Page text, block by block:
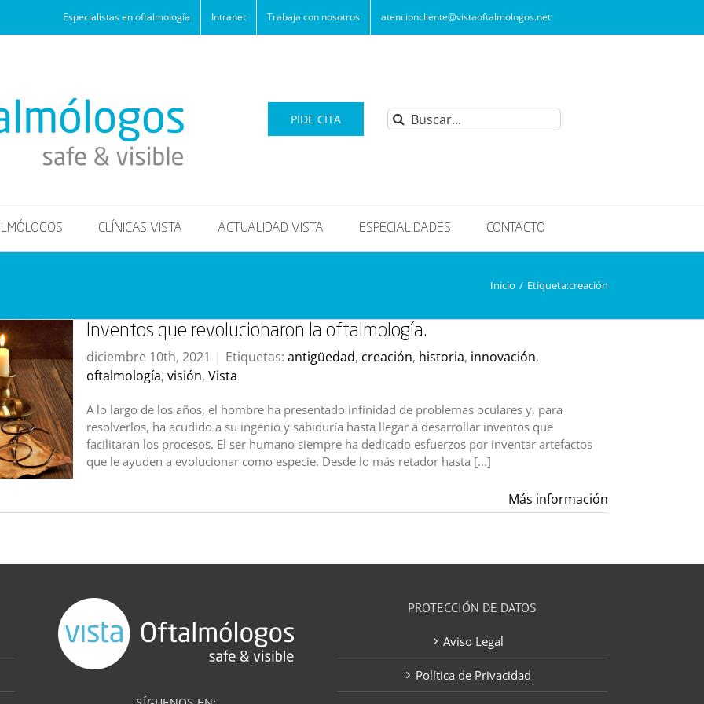
Especialistas en oftalmología Intranet Trabaja con nosotros atencioncliente@vistaoftalmologos.net
PIDE CITA Buscar:
CLÍNICAS VISTA ACTUALIDAD VISTA ESPECIALIDADES CONTACTO
Inicio / Etiqueta:creación
Inventos que revolucionaron la oftalmología.
diciembre 10th, 2021 | Etiquetas: antigüedad, creación, historia, innovación,
oftalmología, visión, Vista
A lo largo de los años, el hombre ha presentado infinidad de problemas oculares y, para
resolverlos, ha acudido a su ingenio y sabiduría hasta llegar a desarrollar inventos que
facilitaran los procesos. El ser humano siempre ha dedicado esfuerzos por inventar artefactos
que le ayuden a evolucionar como especie. Desde lo más retador hasta [...]
Más información
PROTECCIÓN DE DATOS
Aviso Legal
Política de Privacidad